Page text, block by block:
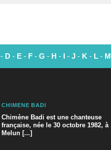
- D - E - F - G - H - I - J - K - L - M
CHIMÈNE BADI
Chimène Badi est une chanteuse
française, née le 30 octobre 1982, à
Melun [...]